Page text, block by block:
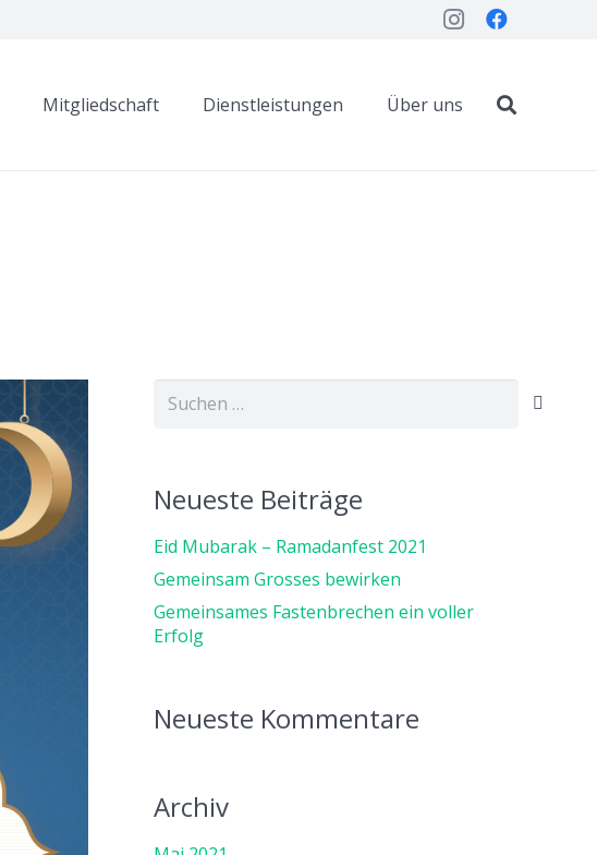
Mitgliedschaft Dienstleistungen Über uns
Suchen
Neueste Beiträge
Eid Mubarak – Ramadanfest 2021
Gemeinsam Grosses bewirken
Gemeinsames Fastenbrechen ein voller
Erfolg
Neueste Kommentare
Archiv